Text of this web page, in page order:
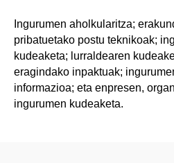
Ingurumen aholkularitza;
pribatuetako postu teknikoak;
kudeaketa; lurraldearen
eragindako inpaktuak;
informazioa; eta enpresen,
ingurumen kudeaketa.